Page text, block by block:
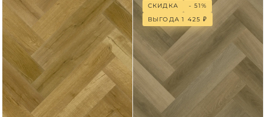
СКИДКА
- 51%
ВЫГОДА1 425 ₽